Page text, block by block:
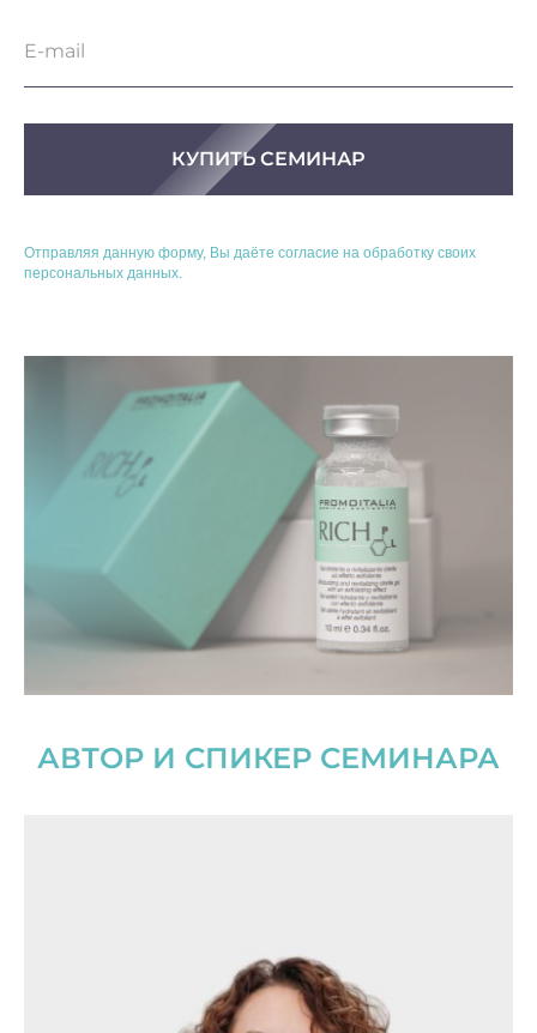
КУПИТЬ СЕМИНАР
Отправляя данную форму, Вы даёте согласие на обработку своих
персональных данных.
АВТОР И СПИКЕР СЕМИНАРА